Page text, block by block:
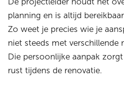
planning en is altijd
Zo weet je precies wie je
niet steeds met verschillende
Die persoonlijke aanpak
rust tijdens de renovatie.